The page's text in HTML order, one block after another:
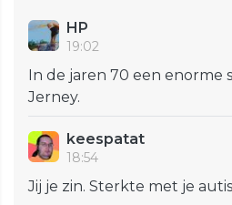
HP
19:02
In de jaren 70 een enorme
Jerney.
keespatat
18:54
Jij je zin. Sterkte met je